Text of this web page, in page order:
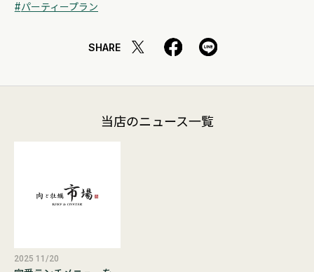
パーティープラン
SHARE
当店のニュース一覧
2025 11/20